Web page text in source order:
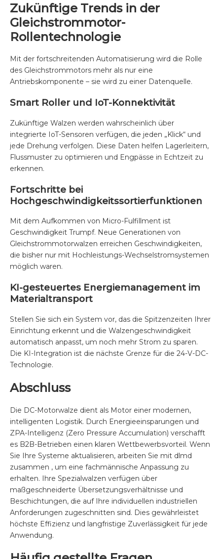
Zukünftige Trends in der
Gleichstrommotor-
Rollentechnologie
Mit der fortschreitenden Automatisierung wird die Rolle
des Gleichstrommotors mehr als nur eine
Antriebskomponente – sie wird zu einer Datenquelle.
Smart Roller und IoT-Konnektivität
Zukünftige Walzen werden wahrscheinlich über
integrierte IoT-Sensoren verfügen, die jeden „Klick“ und
jede Drehung verfolgen. Diese Daten helfen Lagerleitern,
Flussmuster zu optimieren und Engpässe in Echtzeit zu
erkennen.
Fortschritte bei
Hochgeschwindigkeitssortierfunktionen
Mit dem Aufkommen von Micro-Fulfillment ist
Geschwindigkeit Trumpf. Neue Generationen von
Gleichstrommotorwalzen erreichen Geschwindigkeiten,
die bisher nur mit Hochleistungs-Wechselstromsystemen
möglich waren.
KI-gesteuertes Energiemanagement im
Materialtransport
Stellen Sie sich ein System vor, das die Spitzenzeiten Ihrer
Einrichtung erkennt und die Walzengeschwindigkeit
automatisch anpasst, um noch mehr Strom zu sparen.
Die KI-Integration ist die nächste Grenze für die 24-V-DC-
Technologie.
Abschluss
Die DC-Motorwalze dient als Motor einer modernen,
intelligenten Logistik. Durch Energieeinsparungen und
ZPA-Intelligenz (Zero Pressure Accumulation) verschafft
es B2B-Betrieben einen klaren Wettbewerbsvorteil. Wenn
Sie Ihre Systeme aktualisieren, arbeiten Sie mit dlmd
zusammen , um eine fachmännische Anpassung zu
erhalten. Ihre Spezialwalzen verfügen über
maßgeschneiderte Übersetzungsverhältnisse und
Beschichtungen, die auf Ihre individuellen industriellen
Anforderungen zugeschnitten sind. Dies gewährleistet
höchste Effizienz und langfristige Zuverlässigkeit für jede
Anwendung.